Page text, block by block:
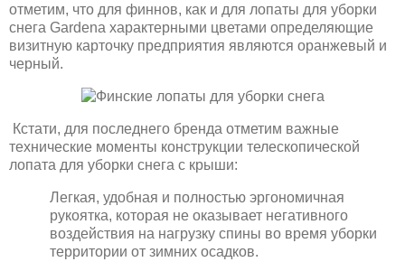
отметим, что для финнов, как и для лопаты для уборки
снега Gardena характерными цветами определяющие
визитную карточку предприятия являются оранжевый и
черный.
Кстати, для последнего бренда отметим важные
технические моменты конструкции телескопической
лопата для уборки снега с крыши:
Легкая, удобная и полностью эргономичная
рукоятка, которая не оказывает негативного
воздействия на нагрузку спины во время уборки
территории от зимних осадков.